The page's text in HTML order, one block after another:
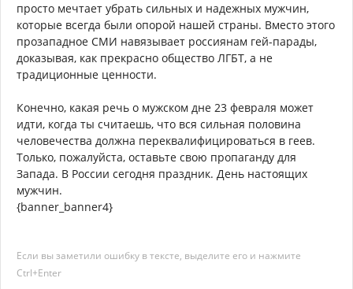
просто мечтает убрать сильных и надежных мужчин,
которые всегда были опорой нашей страны. Вместо этого
прозападное СМИ навязывает россиянам гей-парады,
доказывая, как прекрасно общество ЛГБТ, а не
традиционные ценности.
Конечно, какая речь о мужском дне 23 февраля может
идти, когда ты считаешь, что вся сильная половина
человечества должна переквалифицироваться в геев.
Только, пожалуйста, оставьте свою пропаганду для
Запада. В России сегодня праздник. День настоящих
мужчин.
{banner_banner4}
Если вы заметили ошибку в тексте, выделите его и нажмите
Ctrl+Enter